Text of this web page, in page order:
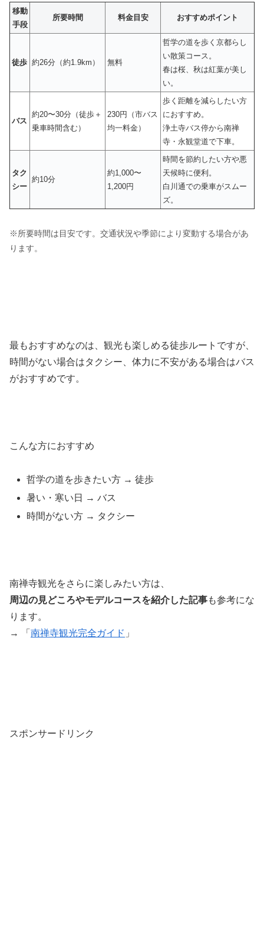
移動
手段
所要時間 料金目安 おすすめポイント
徒歩 約26分（約1.9km） 無料
哲学の道を歩く京都らし
い散策コース。
春は桜、秋は紅葉が美し
い。
バス
約20〜30分（徒歩＋
乗車時間含む）
230円（市バス
均一料金）
歩く距離を減らしたい方
におすすめ。
浄土寺バス停から南禅
寺・永観堂道で下車。
タク
シー
約10分
約1,000〜
1,200円
時間を節約したい方や悪
天候時に便利。
白川通での乗車がスムー
ズ。
※所要時間は目安です。交通状況や季節により変動する場合があ
ります。
最もおすすめなのは、観光も楽しめる徒歩ルートですが、
時間がない場合はタクシー、体力に不安がある場合はバス
がおすすめです。
こんな方におすすめ
哲学の道を歩きたい方 → 徒歩
暑い・寒い日 → バス
時間がない方 → タクシー
南禅寺観光をさらに楽しみたい方は、
周辺の見どころやモデルコースを紹介した記事も参考にな
ります。
→ 「 南禅寺観光完全ガイド 」
スポンサードリンク